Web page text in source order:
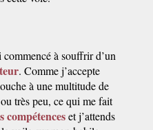
à souffrir d’un
. Comme j’accepte
à une multitude de
très peu, ce qui me fait
compétenceset j’attends